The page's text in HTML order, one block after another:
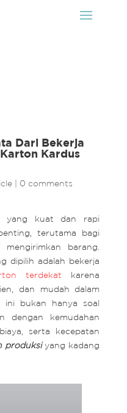
Dari Bekerja
Kardus
| 0 comments
yang kuat dan rapi
terutama bagi
barang.
dipilih adalah bekerja
terdekat karena
dan mudah dalam
ini bukan hanya soal
dengan kemudahan
serta kecepatan
produksiyang kadang